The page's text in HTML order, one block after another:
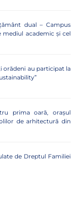
dual – Campus
mediul academic și cel
orădeni au participat la
prima oară, orașul
de arhitectură din
de Dreptul Familiei